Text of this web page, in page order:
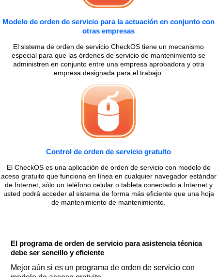
Modelo de orden de servicio para la actuación en conjunto con
otras empresas
El sistema de orden de servicio CheckOS tiene un mecanismo
especial para que las órdenes de servicio de mantenimiento se
administren en conjunto entre una empresa aprobadora y otra
empresa designada para el trabajo.
Control de orden de servicio gratuito
El CheckOS es una aplicación de orden de servicio con modelo de
aceso gratuito que funciona en línea en cualquier navegador estándar
de Internet, sólo un teléfono celular o tableta conectado a Internet y
usted podrá acceder al sistema de forma más eficiente que una hoja
de mantenimiento de mantenimiento.
El programa de orden de servicio para asistencia técnica
debe ser sencillo y eficiente
Mejor aún si es un programa de orden de servicio con